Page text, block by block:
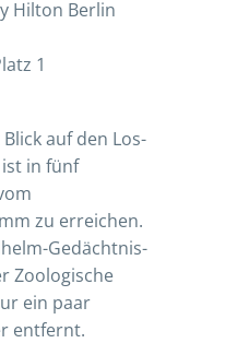
Hilton Berlin
1
auf den Los-
in fünf
zu erreichen.
Gedächtnis-
Zoologische
ein paar
entfernt.